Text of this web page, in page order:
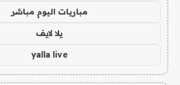
مباريات اليوم مباشر
يلا لايف
yalla live